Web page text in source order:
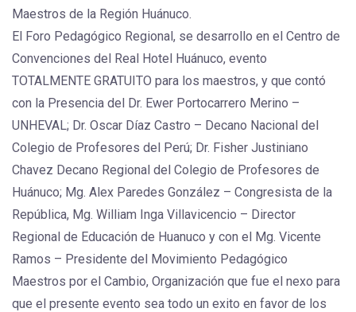
Maestros de la Región Huánuco.
El Foro Pedagógico Regional, se desarrollo en el Centro de
Convenciones del Real Hotel Huánuco, evento
TOTALMENTE GRATUITO para los maestros, y que contó
con la Presencia del Dr. Ewer Portocarrero Merino –
UNHEVAL; Dr. Oscar Díaz Castro – Decano Nacional del
Colegio de Profesores del Perú; Dr. Fisher Justiniano
Chavez Decano Regional del Colegio de Profesores de
Huánuco; Mg. Alex Paredes González – Congresista de la
República, Mg. William Inga Villavicencio – Director
Regional de Educación de Huanuco y con el Mg. Vicente
Ramos – Presidente del Movimiento Pedagógico
Maestros por el Cambio, Organización que fue el nexo para
que el presente evento sea todo un exito en favor de los